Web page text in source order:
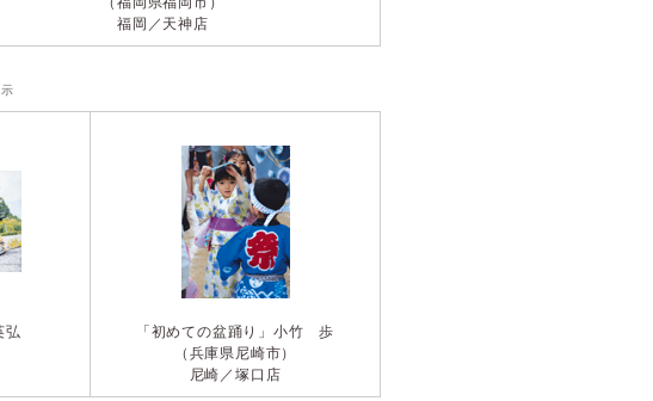
福岡／天神店
弘
「初めての盆踊り」 小竹 歩
（兵庫県尼崎市）
尼崎／塚口店